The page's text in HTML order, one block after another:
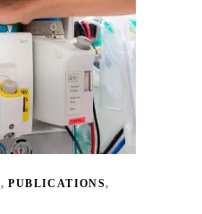
,PUBLICATIONS,